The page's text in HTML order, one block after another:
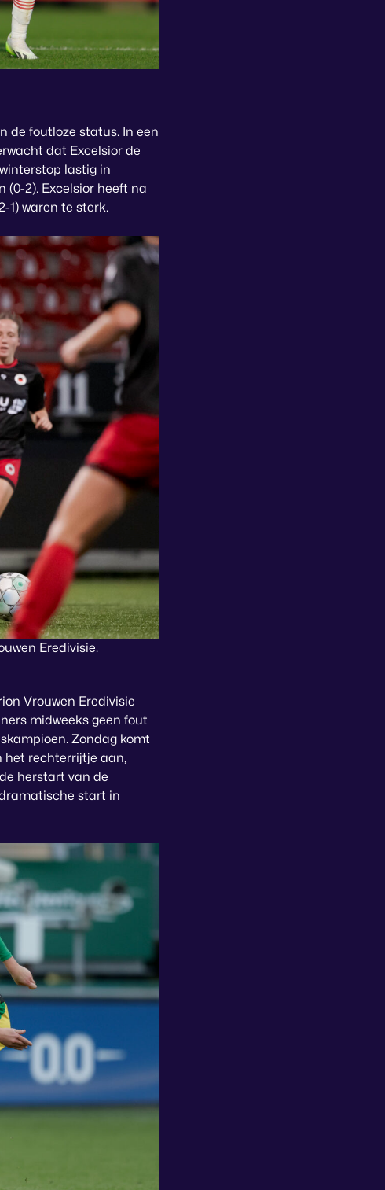
de foutloze status. In een
dat Excelsior de
lastig in
2). Excelsior heeft na
1) waren te sterk.
Eredivisie.
Vrouwen Eredivisie
midweeks geen fout
Zondag komt
het rechterrijtje aan,
herstart van de
start in